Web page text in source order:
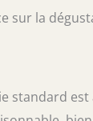
sur la
standard